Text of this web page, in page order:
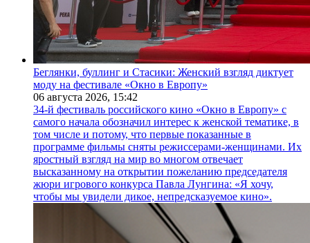
Беглянки, буллинг и Стасики: Женский взгляд диктует
моду на фестивале «Окно в Европу»
06 августа 2026, 15:42
34-й фестиваль российского кино «Окно в Европу» с
самого начала обозначил интерес к женской тематике, в
том числе и потому, что первые показанные в
программе фильмы сняты режиссерами-женщинами. Их
яростный взгляд на мир во многом отвечает
высказанному на открытии пожеланию председателя
жюри игрового конкурса Павла Лунгина: «Я хочу,
чтобы мы увидели дикое, непредсказуемое кино».